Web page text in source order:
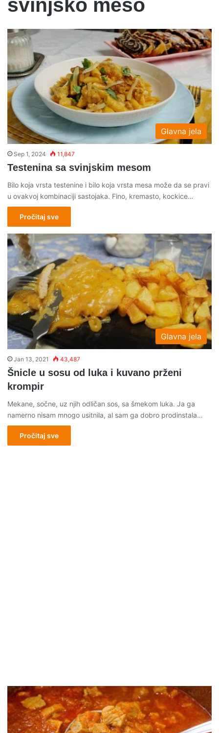
svinjsko meso
Glavna jela
Sep 1, 2024 11,847
Testenina sa svinjskim mesom
Bilo koja vrsta testenine i bilo koja vrsta mesa može da se pravi
u ovakvoj kombinaciji sastojaka. Fino, kremasto, kockice…
Pročitaj sve
Glavna jela
Jan 13, 2021 43,487
Šnicle u sosu od luka i kuvano prženi
krompir
Mekane, sočne, uz njih odličan sos, sa šmekom luka. Ja ga
namerno nisam mnogo usitnila, al sam ga dobro prodinstala…
Pročitaj sve